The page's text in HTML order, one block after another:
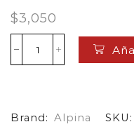
$3,050
Whiskas
Sobre*85
cantidad
Brand: Alpina SKU: